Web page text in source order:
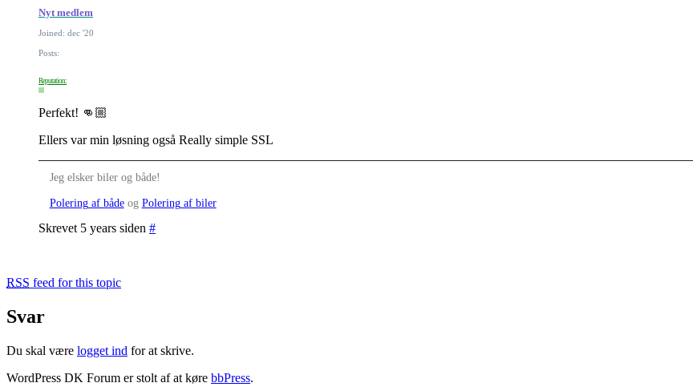
Nyt medlem
Joined: dec '20
Posts:
Reputation:
Perfekt! 👊🏼
Ellers var min løsning også Really simple SSL
Jeg elsker biler og både!
Polering af bådeog Polering af biler
Skrevet 5 years siden #
RSS feed for this topic
Svar
Du skal være logget ind for at skrive.
WordPress DK Forum er stolt af at køre bbPress.